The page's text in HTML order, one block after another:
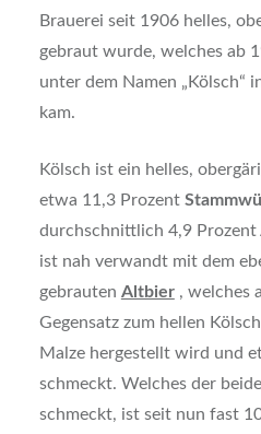
Brauerei seit 1906 helles,
gebraut wurde, welches ab
unter dem Namen „Kölsch“
kam.
Kölsch ist ein helles,
etwa 11,3 Prozent
durchschnittlich 4,9 Prozent
ist nah verwandt mit dem
gebrauten Altbier, welches
Gegensatz zum hellen
Malze hergestellt wird und
schmeckt. Welches der
schmeckt, ist seit nun fast